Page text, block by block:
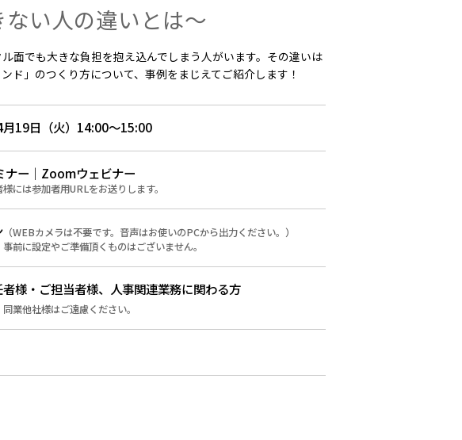
い人の違いとは～
面でも大きな負担を抱え込んでしまう人がいます。その違いは
ド」のつくり方について、事例をまじえてご紹介します！
19日（火） 14:00～15:00
ナー｜Zoomウェビナー
には参加者用URLをお送りします。
（WEBカメラは不要です。音声はお使いのPCから出力ください。）
前に設定やご準備頂くものはございません。
者様・ご担当者様、人事関連業務に関わる方
業他社様はご遠慮ください。